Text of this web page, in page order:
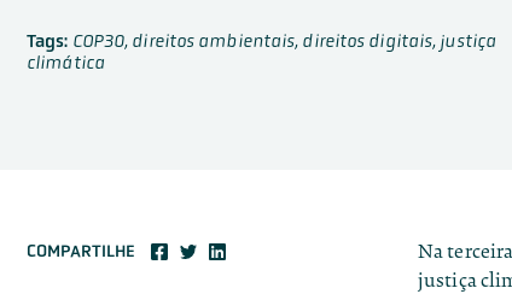
Tags: COP30, direitos ambientais, direitos digitais, justiça
climática
COMPARTILHE Na
justiça